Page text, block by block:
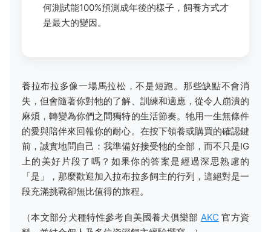
何測試能100%預測成年後的樣子，飼養方式才
是最大的變因。
養拉布拉多像一場馬拉松，不是短跑。那些缺點不會消
失，但會隨著你對牠的了解、訓練和適應，從令人崩潰的
麻煩，轉變為你們之間獨特的生活節奏。牠用一生無條件
的愛與陪伴來回報你的耐心。在按下領養或購買的確認鍵
前，誠實地問自己：我準備好接受牠的全部，而不只是IG
上的美好片段了嗎？如果你的答案是經過深思熟慮的
「是」，那麼歡迎加入拉布拉多飼主的行列，這絕對是一
段充滿挑戰卻無比值得的旅程。
（本文部分犬種特性參考自美國養犬俱樂部 AKC 官方資